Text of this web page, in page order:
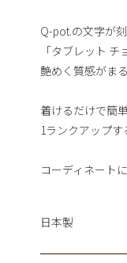
Q-pot.の文字が
「タブレット チ
艶めく質感がま
着けるだけで簡
1ランクアップす
コーディネート
日本製